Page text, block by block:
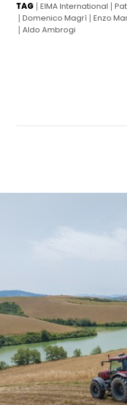
TAG EIMA International
Domenico Magrì Enzo
Aldo Ambrogi